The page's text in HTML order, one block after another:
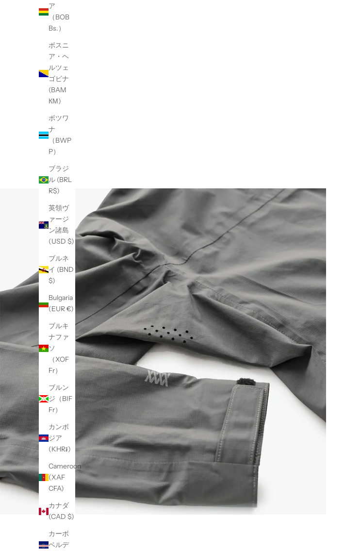
ア
（BOB
Bs.）
ボスニ
ア・ヘ
ルツェ
ゴビナ
(BAM
КМ)
ボツワ
ナ
（BWP
P）
ブラジ
ル (BRL
R$)
英領ヴ
ァージ
ン諸島
(USD $)
ブルネ
イ (BND
$)
Bulgaria
(EUR €)
ブルキ
ナファ
ソ
（XOF
Fr）
ブルン
ジ（BIF
Fr）
カンボ
ジア
(KHR៛)
Cameroon
(XAF
CFA)
カナダ
(CAD $)
カーボ
ベルデ